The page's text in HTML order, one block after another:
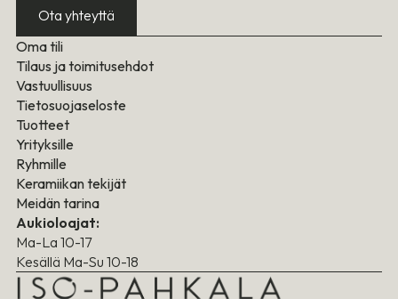
Ota yhteyttä
Oma tili
Tilaus ja toimitusehdot
Vastuullisuus
Tietosuojaseloste
Tuotteet
Yrityksille
Ryhmille
Keramiikan tekijät
Meidän tarina
Aukioloajat:
Ma-La 10-17
Kesällä Ma-Su 10-18